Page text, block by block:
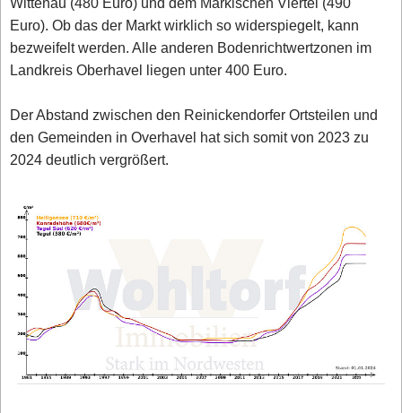
Euro). Ob das der Markt wirklich so widerspiegelt, kann
bezweifelt werden. Alle anderen Bodenrichtwertzonen im
Landkreis Oberhavel liegen unter 400 Euro.
Der Abstand zwischen den Reinickendorfer Ortsteilen und
den Gemeinden in Overhavel hat sich somit von 2023 zu
2024 deutlich vergrößert.